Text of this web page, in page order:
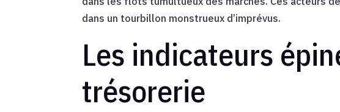
dans un tourbillon monstrueux d’imprévus.
Les indicateurs
trésorerie